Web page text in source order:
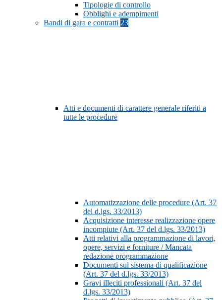
Tipologie di controllo
Obblighi e adempimenti
Bandi di gara e contratti 23
Atti e documenti di carattere generale riferiti a
tutte le procedure
Automatizzazione delle procedure (Art. 37
del d.lgs. 33/2013)
Acquisizione interesse realizzazione opere
incompiute (Art. 37 del d.lgs. 33/2013)
Atti relativi alla programmazione di lavori,
opere, servizi e forniture / Mancata
redazione programmazione
Documenti sul sistema di qualificazione
(Art. 37 del d.lgs. 33/2013)
Gravi illeciti professionali (Art. 37 del
d.lgs. 33/2013)